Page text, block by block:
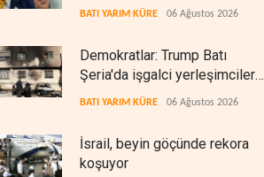
BATI YARIM KÜRE 06 Ağustos 2026
Demokratlar: Trump Batı
Şeria'da işgalci yerleşimcilere
cezasızlık sağladı
BATI YARIM KÜRE 06 Ağustos 2026
İsrail, beyin göçünde rekora
koşuyor